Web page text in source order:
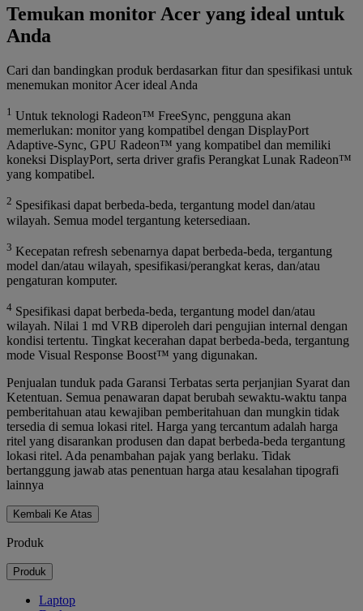
Temukan monitor Acer yang ideal untuk
Anda
Cari dan bandingkan produk berdasarkan fitur dan spesifikasi untuk
menemukan monitor Acer ideal Anda
1 Untuk teknologi Radeon™ FreeSync, pengguna akan
memerlukan: monitor yang kompatibel dengan DisplayPort
Adaptive-Sync, GPU Radeon™ yang kompatibel dan memiliki
koneksi DisplayPort, serta driver grafis Perangkat Lunak Radeon™
yang kompatibel.
2 Spesifikasi dapat berbeda-beda, tergantung model dan/atau
wilayah. Semua model tergantung ketersediaan.
3 Kecepatan refresh sebenarnya dapat berbeda-beda, tergantung
model dan/atau wilayah, spesifikasi/perangkat keras, dan/atau
pengaturan komputer.
4 Spesifikasi dapat berbeda-beda, tergantung model dan/atau
wilayah. Nilai 1 md VRB diperoleh dari pengujian internal dengan
kondisi tertentu. Tingkat kecerahan dapat berbeda-beda, tergantung
mode Visual Response Boost™ yang digunakan.
Penjualan tunduk pada Garansi Terbatas serta perjanjian Syarat dan
Ketentuan. Semua penawaran dapat berubah sewaktu-waktu tanpa
pemberitahuan atau kewajiban pemberitahuan dan mungkin tidak
tersedia di semua lokasi ritel. Harga yang tercantum adalah harga
ritel yang disarankan produsen dan dapat berbeda-beda tergantung
lokasi ritel. Ada penambahan pajak yang berlaku. Tidak
bertanggung jawab atas penentuan harga atau kesalahan tipografi
lainnya
Kembali Ke Atas
Produk
Produk
Laptop